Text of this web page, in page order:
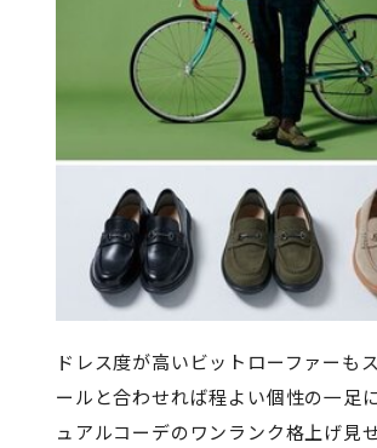
ドレス度が高いビットローファーも
ールと合わせれば程よい個性の一足
ュアルコーデのワンランク格上げ見せ